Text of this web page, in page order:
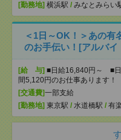
[勤務地] 横浜駅 / みなとみらい
＜1日～OK！＞あの有
のお手伝い！[アルバイ
[給 与] ■日給16,840円～ ■
間5,120円のお仕事あります！
[交通費]一部支給
[勤務地] 東京駅 / 水道橋駅 / 有